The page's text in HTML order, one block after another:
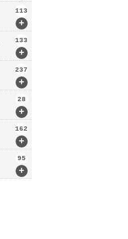
+
113
+
133
+
237
+
28
+
162
+
95